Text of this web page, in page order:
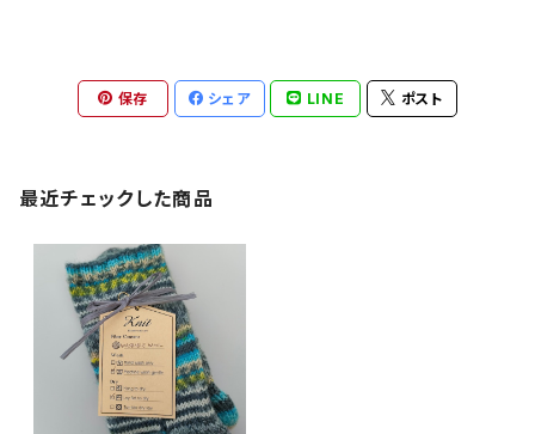
保存 シェア LINE ポスト
最近チェックした商品